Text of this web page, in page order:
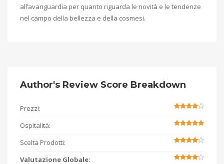
all’avanguardia per quanto riguarda le novità e le tendenze
nel campo della bellezza e della cosmesi.
Author's Review Score Breakdown
Prezzi:
Ospitalità:
Scelta Prodotti:
Valutazione Globale: